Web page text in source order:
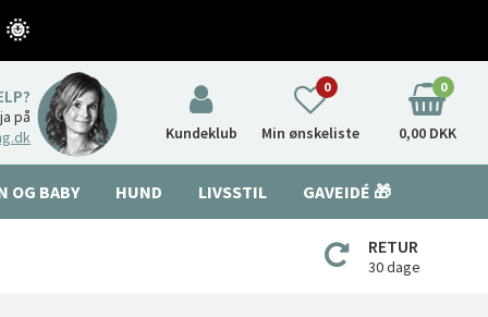
på
Kundeklub Min ønskeliste
0 0
0,00 DKK
OG BABY HUND LIVSSTIL GAVEIDÉ 🎁
RETUR
30 dage